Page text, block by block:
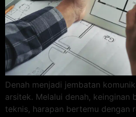
Denah menjadi jembatan
arsitek. Melalui denah, keinginan
teknis, harapan bertemu dengan